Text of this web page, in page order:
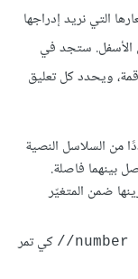
التي نريد إدراجها
اﻷسفل. ستجد في
ويحدد كل تعليق
من السلاسل النصية
بينهما فاصلة.
ضمن المتغيّر
number
كي تمر